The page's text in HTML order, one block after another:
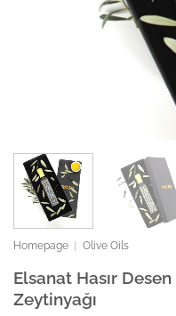
Homepage Olive Oils
Elsanat Hasır
Zeytinyağı